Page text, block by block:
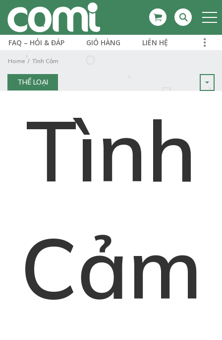
FAQ – HỎI & ĐÁP GIỎ HÀNG LIÊN HỆ
Home Tình Cảm
THỂ LOẠI
Tình
Cảm